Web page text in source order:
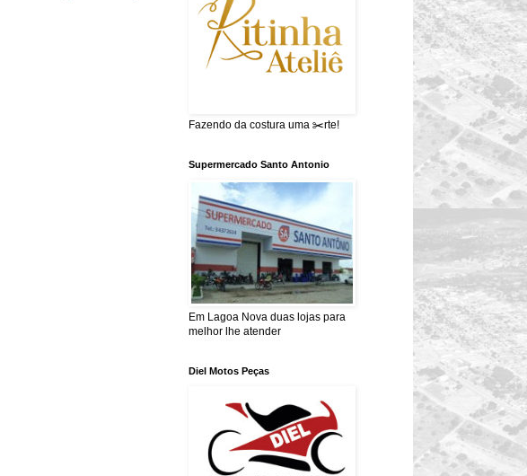
Fazendo da costura uma ✂️rte!
Supermercado Santo Antonio
Em Lagoa Nova duas lojas para
melhor lhe atender
Diel Motos Peças